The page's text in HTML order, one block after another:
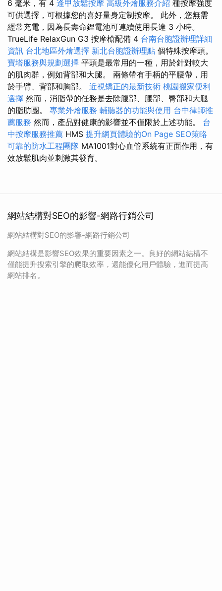
6 毫米，有 4 逢甲放鬆按摩 高級外燴服務介紹 種按摩強度
可供選擇，可根據您的喜好量身定制按摩。 此外，您無需
經常充電，因為長壽命鋰電池可連續使用長達 ​​3 小時。
TrueLife RelaxGun G3 按摩槍配備 4 台南台胞證辦理詳細
資訊 台北地區外燴選擇 新北台胞證辦理點 個特殊按摩頭。
寶塔服務與規劃選擇 平頭是最常用的一種，用於針對較大
的肌肉群，例如背部和大腿。 兩條帶有手柄的平腰帶，用
於手臂、背部和胸部。 近視矯正的最新技術 桃園搬家便利
選擇 然而，消脂帶的任務是去除腹部、腰部、臀部和大腿
的脂肪團。 專業外燴服務 輔聽器的功能與使用 台中律師推
薦服務 然而，產品對健康的影響並不僅限於上述功能。 台
中按摩服務推薦 HMS 提升網頁體驗的On Page SEO策略
可靠的防水工程團隊 MA1001對心血管系統有正面作用，有
效放鬆肌肉並刺激其發育。
網站結構對SEO的影響-網路行銷公司
網站結構對SEO的影響-網路行銷公司
網站結構是影響SEO效果的重要因素之一。良好的網站結構不
僅能提升搜索引擎的爬取效率，還能優化用戶體驗，進而提高
網站排名。